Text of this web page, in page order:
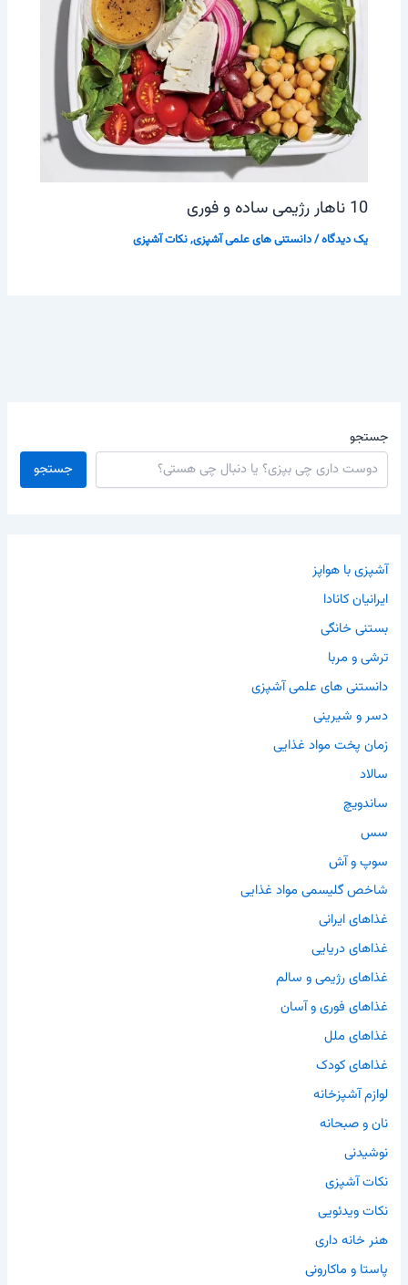
10 ناهار رژیمی ساده و فوری
یک دیدگاه/دانستنی های علمی آشپزی,نکات آشپزی
جستجو
جستجو
آشپزی با هواپز
ایرانیان کانادا
بستنی خانگی
ترشی و مربا
دانستنی های علمی آشپزی
دسر و شیرینی
زمان پخت مواد غذایی
سالاد
ساندویچ
سس
سوپ و آش
شاخص گلیسمی مواد غذایی
غذاهای ایرانی
غذاهای دریایی
غذاهای رژیمی و سالم
غذاهای فوری و آسان
غذاهای ملل
غذاهای کودک
لوازم آشپزخانه
نان و صبحانه
نوشیدنی
نکات آشپزی
نکات ویدئویی
هنر خانه داری
پاستا و ماکارونی